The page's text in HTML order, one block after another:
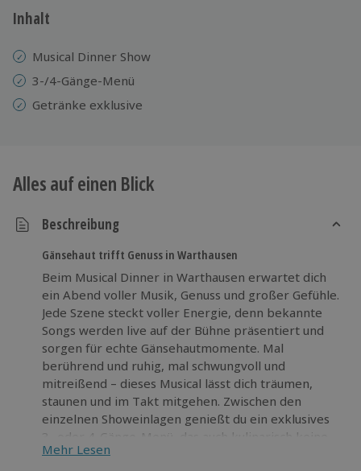
3 Jahre gültig & verlängerbar.
Inhalt
Musical Dinner Show
3-/4-Gänge-Menü
Getränke exklusive
Alles auf einen Blick
Beschreibung
Gänsehaut trifft Genuss in Warthausen
Beim Musical Dinner in Warthausen erwartet dich
ein Abend voller Musik, Genuss und großer Gefühle.
Jede Szene steckt voller Energie, denn bekannte
Songs werden live auf der Bühne präsentiert und
sorgen für echte Gänsehautmomente. Mal
berührend und ruhig, mal schwungvoll und
mitreißend – dieses Musical lässt dich träumen,
staunen und im Takt mitgehen. Zwischen den
einzelnen Showeinlagen genießt du ein exklusives
3- oder 4-Gänge-Menü, das auch kulinarisch keine
Wünsche offenlässt. Feine Aromen, verführerische
Mehr Lesen